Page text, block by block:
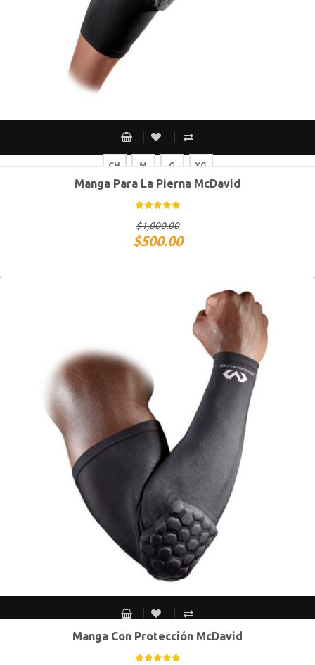
CH M G XG
Manga Para La Pierna McDavid
$1,000.00
$500.00
CH M G
Manga Con Protección McDavid